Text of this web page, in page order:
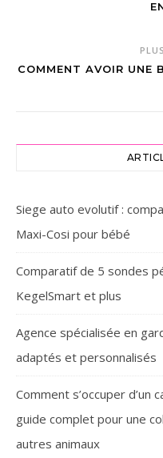
COMMENT AVOIR UNE
Siege auto evolutif :
Maxi-Cosi pour bébé
Comparatif de 5 sondes
KegelSmart et plus
Agence spécialisée en
adaptés et personnalisés
Comment s’occuper d’un
guide complet pour une
autres animaux